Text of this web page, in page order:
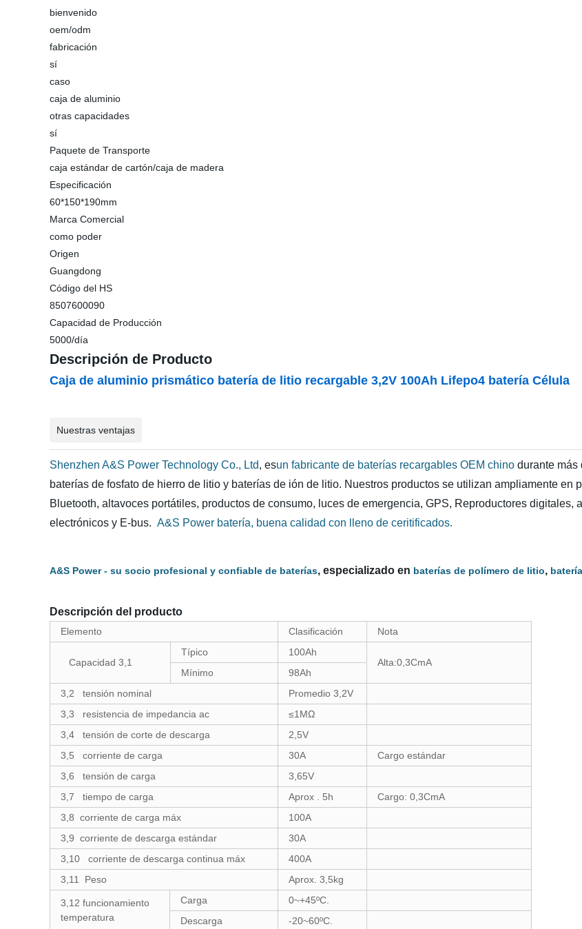
bienvenido
oem/odm
fabricación
sí
caso
caja de aluminio
otras capacidades
sí
Paquete de Transporte
caja estándar de cartón/caja de madera
Especificación
60*150*190mm
Marca Comercial
como poder
Origen
Guangdong
Código del HS
8507600090
Capacidad de Producción
5000/día
Descripción de Producto
Caja de aluminio prismático batería de litio recargable 3,2V 100Ah Lifepo4 batería Célula
Nuestras ventajas
Shenzhen A&S Power Technology Co., Ltd, esun fabricante de baterías recargables OEM chino durante más
baterías de fosfato de hierro de litio y baterías de ión de litio. Nuestros productos se utilizan ampliamente en
Bluetooth, altavoces portátiles, productos de consumo, luces de emergencia, GPS, Reproductores
electrónicos y E-bus. A&S Power batería, buena calidad con lleno de ceritificados.
A&S Power - su socio profesional y confiable de baterías, especializado en baterías de polímero de litio,
Descripción del producto
Elemento Clasificación Nota
Capacidad 3,1
Típico
100Ah
Alta:0,3CmA
Mínimo
98Ah
3,2 tensión nominal
Promedio 3,2V
3,3 resistencia de impedancia ac
≤1MΩ
3,4 tensión de corte de descarga
2,5V
3,5 corriente de carga
30A
Cargo estándar
3,6 tensión de carga
3,65V
3,7 tiempo de carga
Aprox . 5h
Cargo: 0,3CmA
3,8 corriente de carga máx
100A
3,9 corriente de descarga estándar
30A
3,10 corriente de descarga continua máx
400A
3,11 Peso
Aprox. 3,5kg
3,12 funcionamiento
temperatura
Carga
0~+45ºC.
Descarga
-20~60ºC.